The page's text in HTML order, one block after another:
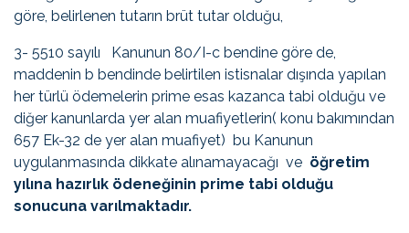
göre, belirlenen tutarın brüt tutar olduğu,
3- 5510 sayılı Kanunun 80/I-c bendine göre de,
maddenin b bendinde belirtilen istisnalar dışında yapılan
her türlü ödemelerin prime esas kazanca tabi olduğu ve
diğer kanunlarda yer alan muafiyetlerin( konu bakımından
657 Ek-32 de yer alan muafiyet) bu Kanunun
uygulanmasında dikkate alınamayacağı ve öğretim
yılına hazırlık ödeneğinin prime tabi olduğu
sonucuna varılmaktadır.